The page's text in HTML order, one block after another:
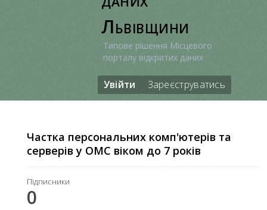
Львівщини
Типове рішення Місцевого
порталу відкритих даних
Увійти Зареєструватись
Частка персональних комп'ютерів та
серверів у ОМС віком до 7 років
Підписники
0